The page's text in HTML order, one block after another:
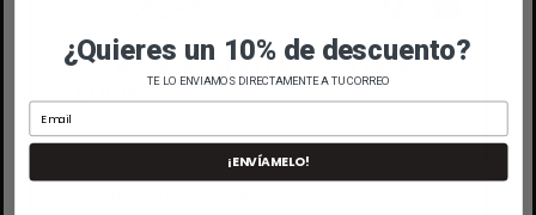
¿CÓMO SE LLAMA EL OLOR DE LA
LLUVIA?
¿Quieres un 10% de descuento?
TE LO ENVIAMOS DIRECTAMENTE A TU CORREO
¡ENVÍAMELO!